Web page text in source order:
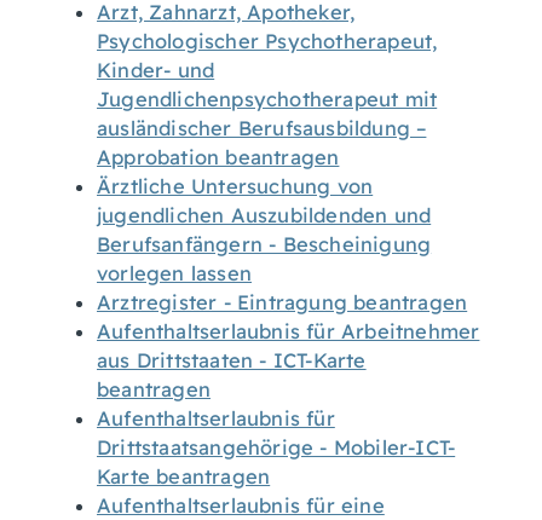
Arzt, Zahnarzt, Apotheker,
Psychologischer Psychotherapeut,
Kinder- und
Jugendlichenpsychotherapeut mit
ausländischer Berufsausbildung –
Approbation beantragen
Ärztliche Untersuchung von
jugendlichen Auszubildenden und
Berufsanfängern - Bescheinigung
vorlegen lassen
Arztregister - Eintragung beantragen
Aufenthaltserlaubnis für Arbeitnehmer
aus Drittstaaten - ICT-Karte
beantragen
Aufenthaltserlaubnis für
Drittstaatsangehörige - Mobiler-ICT-
Karte beantragen
Aufenthaltserlaubnis für eine